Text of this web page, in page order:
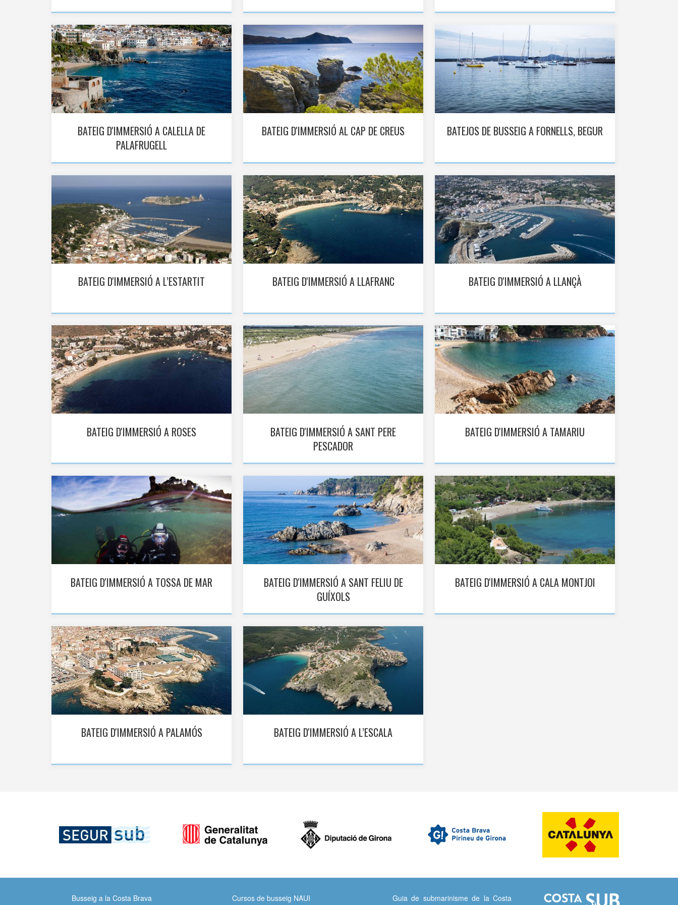
BATEIG D'IMMERSIÓ A CALELLA DE
PALAFRUGELL
BATEIG D'IMMERSIÓ AL CAP DE CREUS BATEJOS DE BUSSEIG A FORNELLS, BEGUR
BATEIG D'IMMERSIÓ A L’ESTARTIT BATEIG D'IMMERSIÓ A LLAFRANC BATEIG D'IMMERSIÓ A LLANÇÀ
BATEIG D'IMMERSIÓ A ROSES
BATEIG D'IMMERSIÓ A SANT PERE
PESCADOR
BATEIG D'IMMERSIÓ A TAMARIU
BATEIG D'IMMERSIÓ A TOSSA DE MAR
BATEIG D'IMMERSIÓ A SANT FELIU DE
GUÍXOLS
BATEIG D'IMMERSIÓ A CALA MONTJOI
BATEIG D'IMMERSIÓ A PALAMÓS BATEIG D'IMMERSIÓ A L’ESCALA
Busseig a la Costa Brava
Cursos de busseig NAUI
Guia de submarinisme de la Costa